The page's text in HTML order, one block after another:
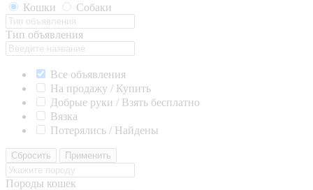
Кошки
Собаки
Тип объявления
Все объявления
На продажу / Купить
Добрые руки / Взять бесплатно
Вязка
Потерялись / Найдены
Сбросить Применить
Породы кошек